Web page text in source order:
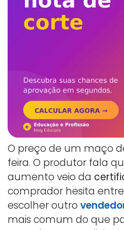
O preço de um maço
feira. O produtor fala
aumento veio da
comprador hesita
escolher outro
mais comum do que